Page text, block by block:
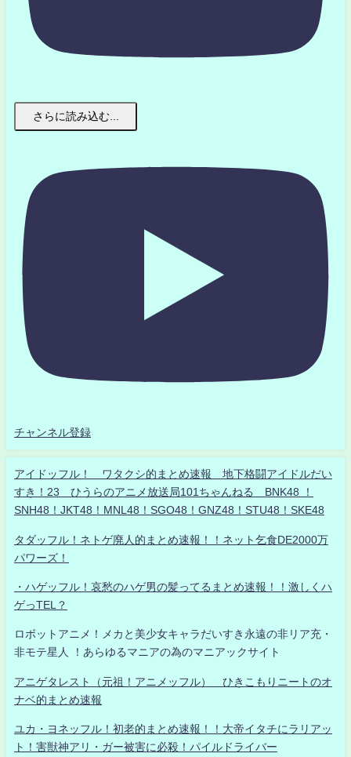
さらに読み込む...
チャンネル登録
アイドッフル！ ワタクシ的まとめ速報 地下格闘アイドルだい
すき！23 ひうらのアニメ放送局101ちゃんねる BNK48 ！
SNH48！JKT48！MNL48！SGO48！GNZ48！STU48！SKE48
タダッフル！ネトゲ廃人的まとめ速報！！ネット乞食DE2000万
パワーズ！
・ハゲッフル！哀愁のハゲ男の髪ってるまとめ速報！！激しくハ
ゲっTEL？
ロボットアニメ！メカと美少女キャラだいすき永遠の非リア充・
非モテ星人 ！あらゆるマニアの為のマニアックサイト
アニゲタレスト（元祖！アニメッフル） ひきこもりニートのオ
ナベ的まとめ速報
ユカ・ヨネッフル！初老的まとめ速報！！大帝イタチにラリアッ
ト！害獣神アリ・ガー被害に必殺！パイルドライバー